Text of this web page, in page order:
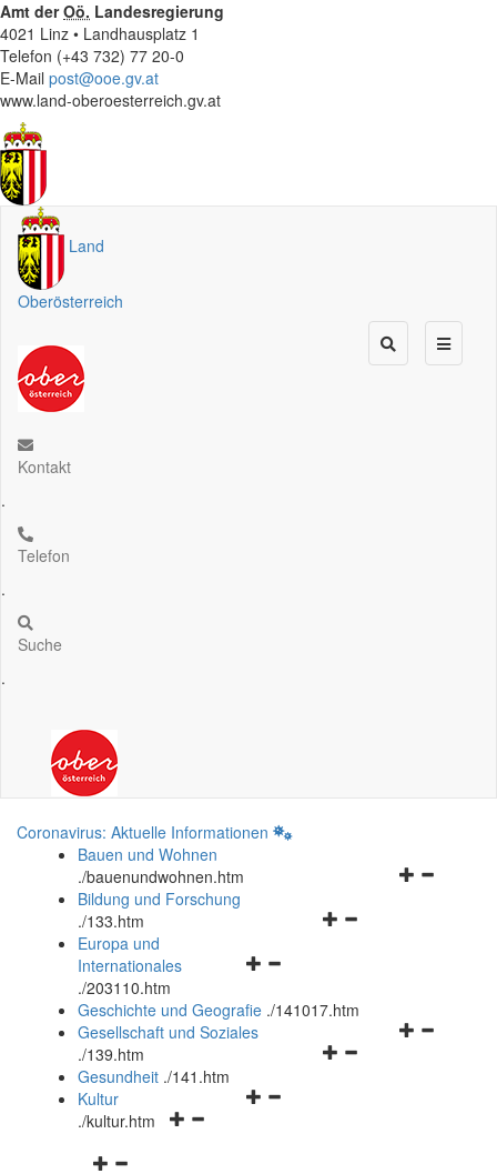
Amt derOö. Landesregierung
4021 Linz • Landhausplatz 1
Telefon (+43 732) 77 20-0
E-Mail post@ooe.gv.at
www.land-oberoesterreich.gv.at
Land
Oberösterreich
Kontakt
.
Telefon
.
Suche
.
Coronavirus: Aktuelle Informationen
Bauen und Wohnen
./bauenundwohnen.htm
Navigationsmenü
Bildung und Forschung
./133.htm
Navigationsmenü
und
schließen
Europa und
Internationales
./203110.htm
Geschichte und Geografie ./141017.htm
Navigationsmenü
Gesellschaft und Soziales
./139.htm
Navigationsmenü
Gesundheit ./141.htm
Navigationsmenü
Kultur
./kultur.htm
Navigationsmenü